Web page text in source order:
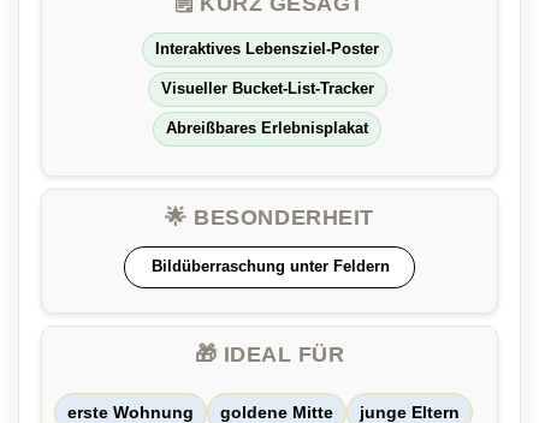
Interaktives Lebensziel-Poster
Visueller Bucket-List-Tracker
Abreißbares Erlebnisplakat
🌟 BESONDERHEIT
Bildüberraschung unter Feldern
🎁 IDEAL FÜR
erste Wohnung goldene Mitte junge Eltern